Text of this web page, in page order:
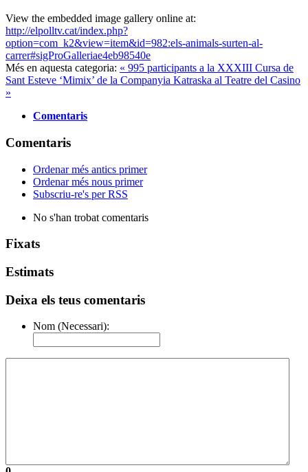
View the embedded image gallery online at:
http://elpolltv.cat/index.php?
option=com_k2&view=item&id=982:els-animals-surten-al-
carrer#sigProGalleriae4eb98540e
Més en aquesta categoria: « 995 participants a la XXXIII Cursa de
Sant Esteve ‘Mimix’ de la Companyia Katraska al Teatre del Casino
»
Comentaris
Comentaris
Ordenar més antics primer
Ordenar més nous primer
Subscriu-re's per RSS
No s'han trobat comentaris
Fixats
Estimats
Deixa els teus comentaris
Nom (Necessari):